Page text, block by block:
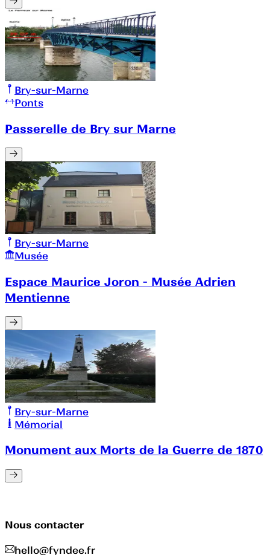
Bry-sur-Marne
Ponts
Passerelle de Bry sur Marne
Bry-sur-Marne
Musée
Espace Maurice Joron - Musée Adrien
Mentienne
Bry-sur-Marne
Mémorial
Monument aux Morts de la Guerre de 1870
Nous contacter
hello@fyndee.fr